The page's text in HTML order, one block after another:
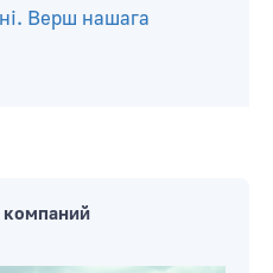
Верш нашага